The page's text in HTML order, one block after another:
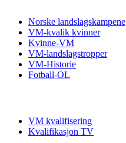
Norske landslagskampene
VM-kvalik kvinner
Kvinne-VM
VM-landslagstropper
VM-Historie
Fotball-OL
VM kvalifisering
Kvalifikasjon TV